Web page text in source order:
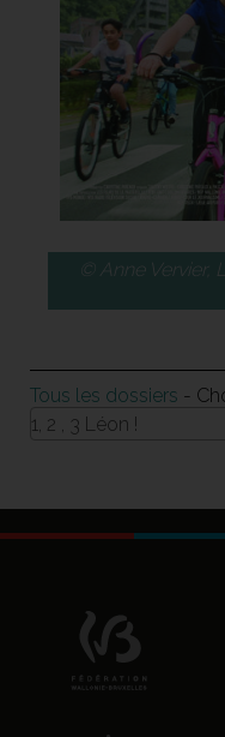
© Anne Vervier,
Tous les dossiers -
1, 2 , 3 Léon !